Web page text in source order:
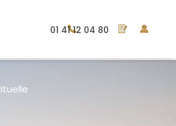
01 41 12 04 80